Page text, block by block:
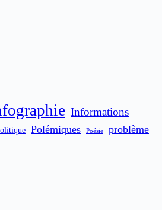
Informations
Polémiques Poésie problème